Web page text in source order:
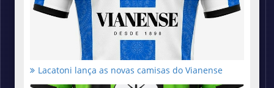
Lacatoni lança as novas camisas do Vianense